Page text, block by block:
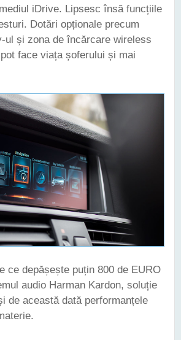
iDrive. Lipsesc însă funcțiile
Dotări opționale precum
ul și zona de încărcare wireless
face viața șoferului și mai
ce depășește puțin 800 de EURO
audio Harman Kardon, soluție
de această dată performanțele